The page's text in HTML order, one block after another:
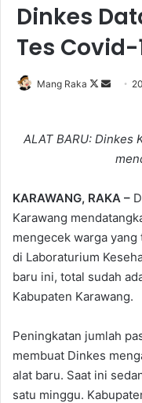
Dinkes
Tes Covid-
Mang Raka
Follow
Send
ALAT BARU: Dinkes
KARAWANG, RAKA –
Karawang
mengecek warga
di Laboraturium
baru ini, total sudah
Kabupaten Karawang.
Peningkatan jumlah
membuat Dinkes
alat baru. Saat ini
satu minggu.